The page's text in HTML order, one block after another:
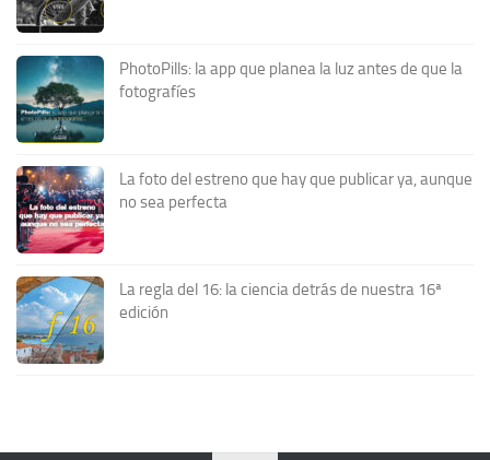
PhotoPills: la app que planea la luz antes de que la
fotografíes
La foto del estreno que hay que publicar ya, aunque
no sea perfecta
La regla del 16: la ciencia detrás de nuestra 16ª
edición